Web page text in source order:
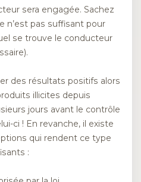
sera engagée. Sachez
n’est pas suffisant pour
se trouve le conducteur
des résultats positifs alors
illicites depuis
jours avant le contrôle
ci ! En revanche, il existe
qui rendent ce type
: